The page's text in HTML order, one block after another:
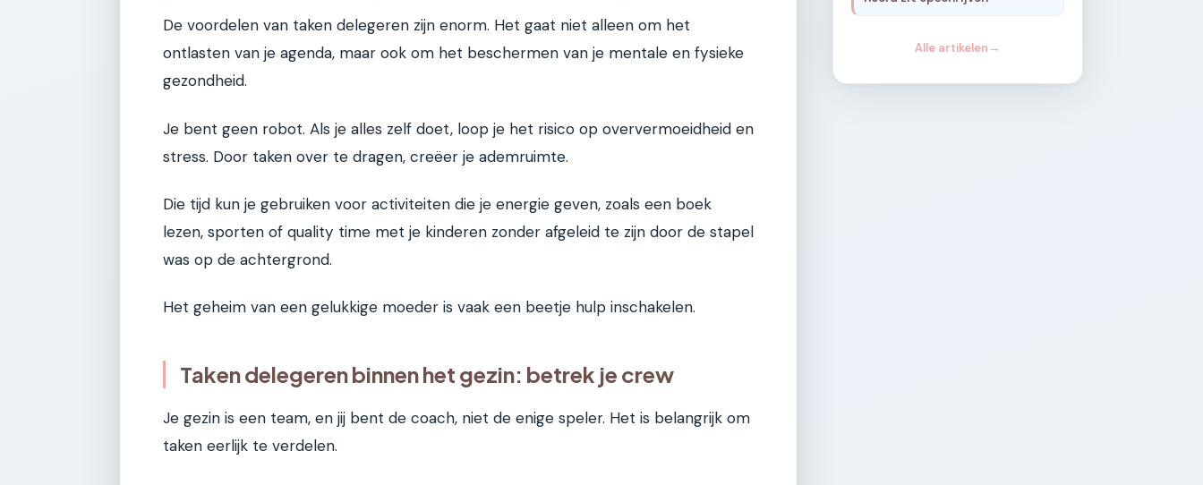
De voordelen van taken delegeren zijn enorm. Het gaat niet alleen om het
ontlasten van je agenda, maar ook om het beschermen van je mentale en fysieke
gezondheid.
Je bent geen robot. Als je alles zelf doet, loop je het risico op oververmoeidheid en
stress. Door taken over te dragen, creëer je ademruimte.
Die tijd kun je gebruiken voor activiteiten die je energie geven, zoals een boek
lezen, sporten of quality time met je kinderen zonder afgeleid te zijn door de stapel
was op de achtergrond.
Het geheim van een gelukkige moeder is vaak een beetje hulp inschakelen.
Taken delegeren binnen het gezin: betrek je crew
Je gezin is een team, en jij bent de coach, niet de enige speler. Het is belangrijk om
taken eerlijk te verdelen.
Alle artikelen